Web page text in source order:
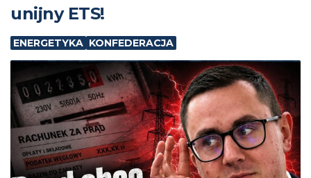
unijny ETS!
ENERGETYKA KONFEDERACJA